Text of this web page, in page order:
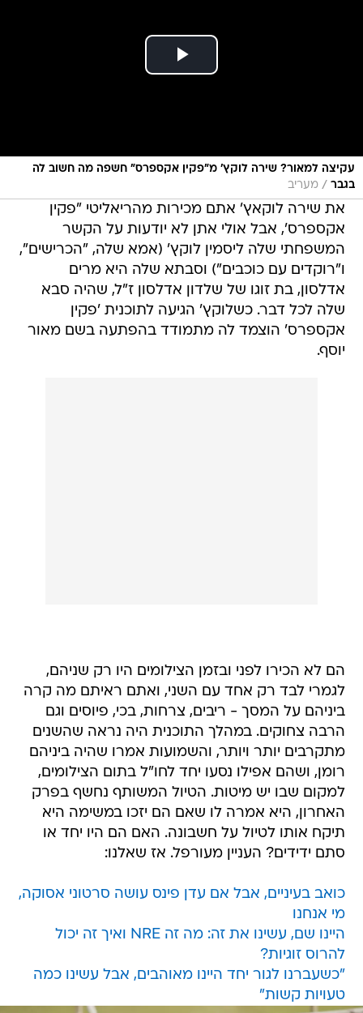
עקיצה למאור? שירה לוקץ' מ"פקין אקספרס" חשפה מה חשוב לה
בגבר / מעריב
את שירה לוקאץ' אתם מכירות מהריאליטי "פקין
אקספרס', אבל אולי אתן לא יודעות על הקשר
המשפחתי שלה ליסמין לוקץ' (אמא שלה, "הכרישים",
ו"רוקדים עם כוכבים") וסבתא שלה היא מרים
אדלסון, בת זוגו של שלדון אדלסון ז"ל, שהיה סבא
שלה לכל דבר. כשלוקץ' הגיעה לתוכנית 'פקין
אקספרס' הוצמד לה מתמודד בהפתעה בשם מאור
יוסף.
הם לא הכירו לפני ובזמן הצילומים היו רק שניהם,
לגמרי לבד רק אחד עם השני, ואתם ראיתם מה קרה
ביניהם על המסך - ריבים, צרחות, בכי, פיוסים וגם
הרבה צחוקים. במהלך התוכנית היה נראה שהשנים
מתקרבים יותר ויותר, והשמועות אמרו שהיה ביניהם
רומן, ושהם אפילו נסעו יחד לחו"ל בתום הצילומים,
למקום שבו יש מיטות. הטיול המשותף נחשף בפרק
האחרון, היא אמרה לו שאם הם יזכו במשימה היא
תיקח אותו לטיול על חשבונה. האם הם היו יחד או
סתם ידידים? העניין מעורפל. אז שאלנו:
כואב בעיניים, אבל אם עדן פינס עושה סרטוני אסוקה,
מי אנחנו
היינו שם, עשינו את זה: מה זה NRE ואיך זה יכול
להרוס זוגיות?
"כשעברנו לגור יחד היינו מאוהבים, אבל עשינו כמה
טעויות קשות"